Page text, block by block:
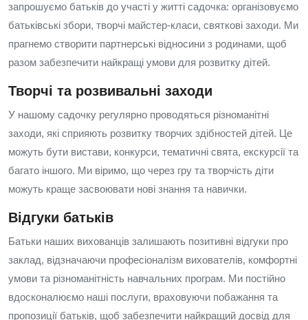
запрошуємо батьків до участі у житті садочка: організовуємо
батьківські збори, творчі майстер-класи, святкові заходи. Ми
прагнемо створити партнерські відносини з родинами, щоб
разом забезпечити найкращі умови для розвитку дітей.
Творчі та розвивальні заходи
У нашому садочку регулярно проводяться різноманітні
заходи, які сприяють розвитку творчих здібностей дітей. Це
можуть бути вистави, конкурси, тематичні свята, екскурсії та
багато іншого. Ми віримо, що через гру та творчість діти
можуть краще засвоювати нові знання та навички.
Відгуки батьків
Батьки наших вихованців залишають позитивні відгуки про
заклад, відзначаючи професіоналізм вихователів, комфортні
умови та різноманітність навчальних програм. Ми постійно
вдосконалюємо наші послуги, враховуючи побажання та
пропозиції батьків, щоб забезпечити найкращий досвід для